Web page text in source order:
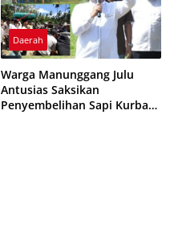
Daerah
Warga Manunggang Julu
Antusias Saksikan
Penyembelihan Sapi Kurban